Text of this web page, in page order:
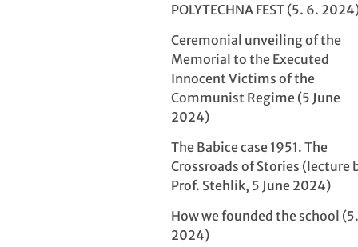
POLYTECHNA FEST (5. 6.
Ceremonial unveiling of the
Memorial to the Executed
Innocent Victims of the
Communist Regime (5 June
2024)
The Babice case 1951. The
Crossroads of Stories (lecture
Prof. Stehlik, 5 June 2024)
How we founded the school
2024)